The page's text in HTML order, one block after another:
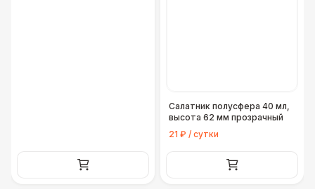
Салатник полусфера 40 мл,
высота 62 мм прозрачный
21 ₽ / сутки